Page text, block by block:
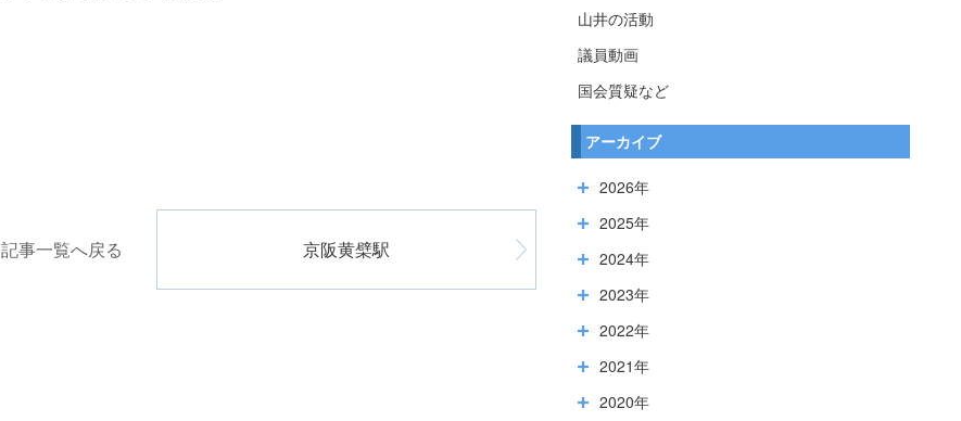
記事一覧へ戻る 京阪黄檗駅
山井の活動
議員動画
国会質疑など
アーカイブ
2026年
2025年
2024年
2023年
2022年
2021年
2020年